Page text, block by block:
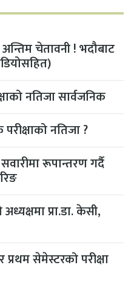
चेतावनी ! भदौबाट
नतिजा सार्वजनिक
नतिजा ?
रूपान्तरण गर्दै
प्रा.डा. केसी,
प्रथम सेमेस्टरको परीक्षा